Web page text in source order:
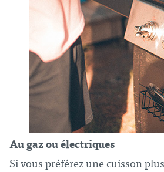
Au gaz ou électriques
Si vous préférez une cuisson